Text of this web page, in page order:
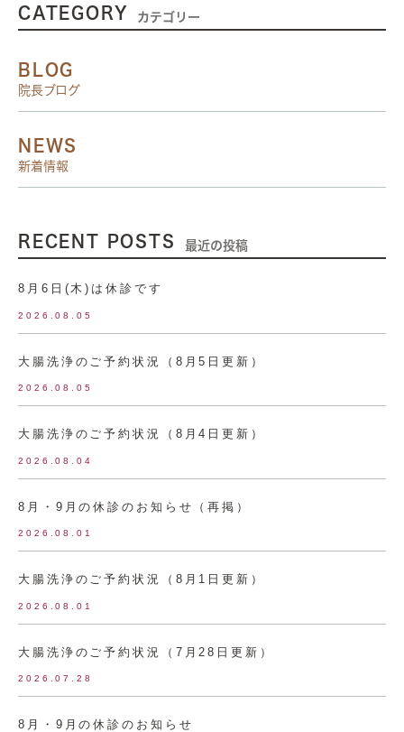
CATEGORY カテゴリー
BLOG
院長ブログ
NEWS
新着情報
RECENT POSTS 最近の投稿
8月6日(木)は休診です
2026.08.05
大腸洗浄のご予約状況（8月5日更新）
2026.08.05
大腸洗浄のご予約状況（8月4日更新）
2026.08.04
8月・9月の休診のお知らせ（再掲）
2026.08.01
大腸洗浄のご予約状況（8月1日更新）
2026.08.01
大腸洗浄のご予約状況（7月28日更新）
2026.07.28
8月・9月の休診のお知らせ